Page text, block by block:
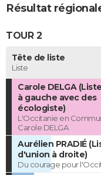
Résultat
TOUR 2
Tête de liste
Liste
Carole DELGA
à gauche avec des
écologiste)
L'Occitanie en
Carole DELGA
Aurélien PRADIÉ
d'union à droite)
Du courage pour